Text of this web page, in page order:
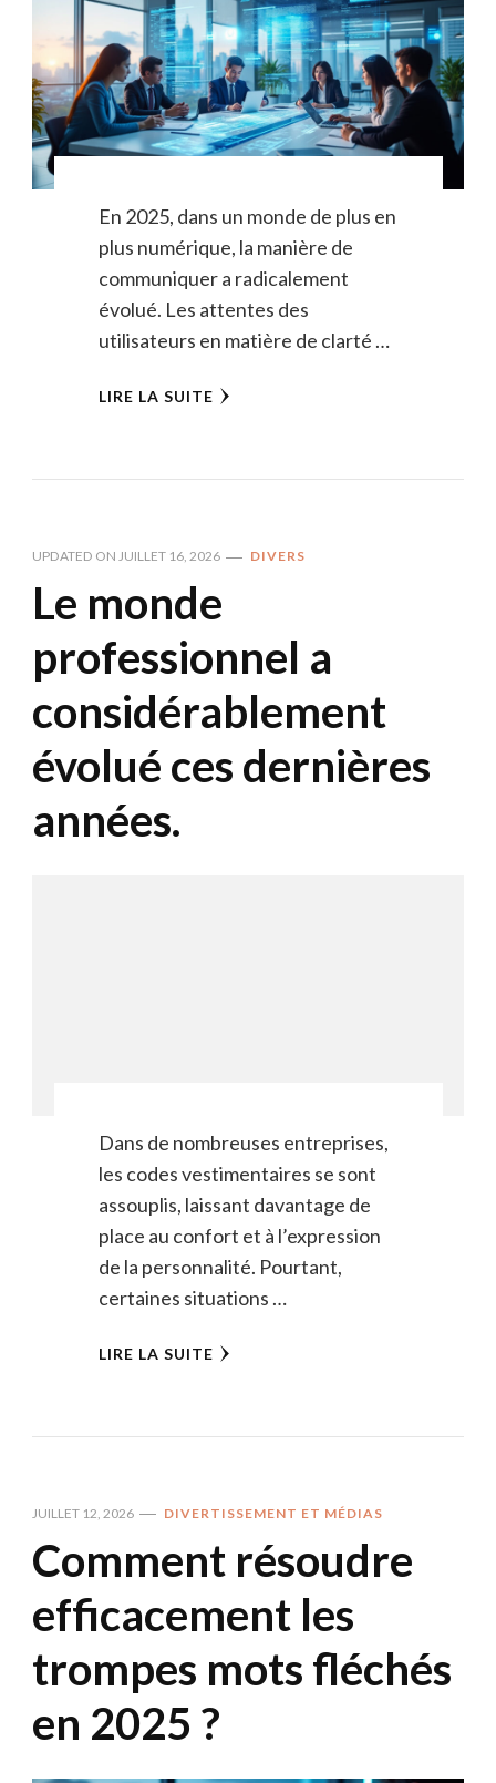
En 2025, dans un monde de plus en
plus numérique, la manière de
communiquer a radicalement
évolué. Les attentes des
utilisateurs en matière de clarté …
LIRE LA SUITE
UPDATED ON JUILLET 16, 2026 DIVERS
Le monde
professionnel a
considérablement
évolué ces dernières
années.
Dans de nombreuses entreprises,
les codes vestimentaires se sont
assouplis, laissant davantage de
place au confort et à l’expression
de la personnalité. Pourtant,
certaines situations …
LIRE LA SUITE
JUILLET 12, 2026 DIVERTISSEMENT ET MÉDIAS
Comment résoudre
efficacement les
trompes mots fléchés
en 2025 ?